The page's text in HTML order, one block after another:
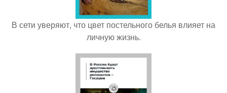
В сети уверяют, что цвет постельного белья влияет на
личную жизнь.